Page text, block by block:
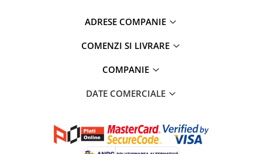
ADRESE COMPANIE
COMENZI SI LIVRARE
COMPANIE
DATE COMERCIALE